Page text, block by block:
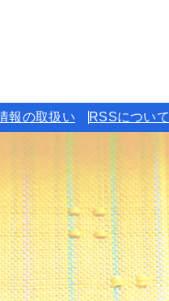
報の取扱い RSSについて